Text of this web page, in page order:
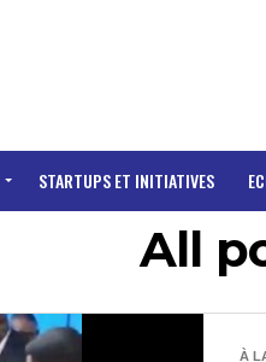
STARTUPS ET INITIATIVES
All
À